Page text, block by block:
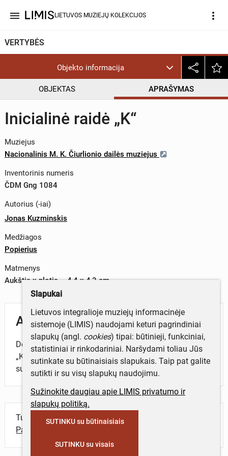
menu LIETUVOS MUZIEJŲ KOLEKCIJOS more_vert
VERTYBĖS
Objekto informacija
OBJEKTAS APRAŠYMAS
Inicialinė raidė „K“
Muziejus
Nacionalinis M. K. Čiurlionio dailės muziejus
Inventorinis numeris
ČDM Gng 1084
Autorius (-iai)
Jonas Kuzminskis
Medžiagos
Popierius
Matmenys
Aukštis x plotis – 4,4 x 4,3 cm
Aprašymas
Dešiniajame kompozicijos kampe – inicialinė raidė
„K“, virš jos kunigas, kairėje pusėje – už rankų
susiėmę vyras ir moteris su tautiniais drabužiais.
Turite daugiau informacijos apie objektą?
Parašykite mums!
Slapukai
Lietuvos integralioje muziejų informacinėje
sistemoje (LIMIS) naudojami keturi pagrindiniai
slapukų (angl. cookies) tipai: būtinieji, funkciniai,
statistiniai ir rinkodariniai. Naršydami toliau Jūs
sutinkate su būtinaisiais slapukais. Taip pat galite
sutikti ir su visų slapukų naudojimu.
Sužinokite daugiau apie LIMIS privatumo ir
slapukų politiką.
SUTINKU su būtinaisiais
SUTINKU su visais